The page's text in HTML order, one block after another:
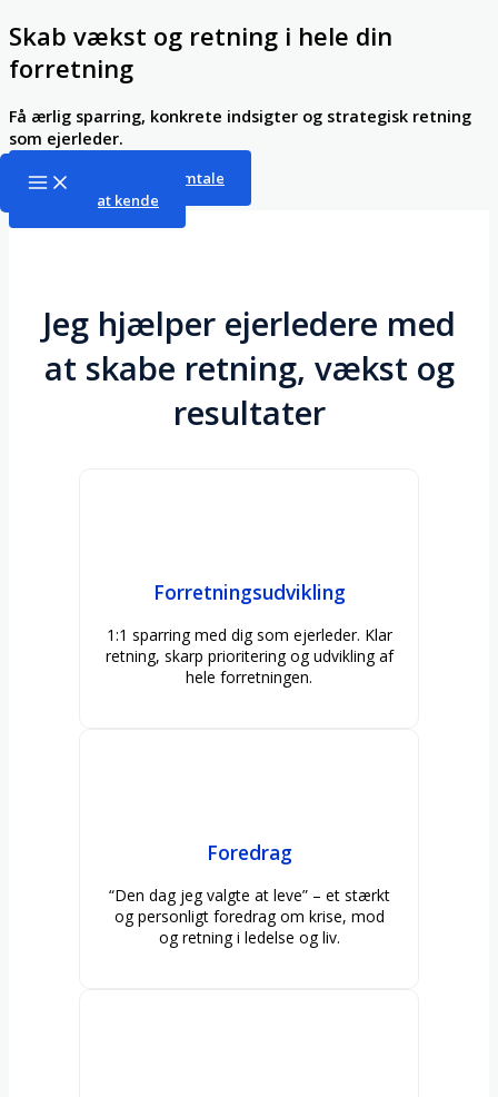
Gå
til
indholdet
Main
Menu
Skab vækst og retning i hele din
forretning
Få ærlig sparring, konkrete indsigter og strategisk retning
som ejerleder.
Book en strategisk samtale
Lær mig at kende
Jeg hjælper ejerledere med
at skabe retning, vækst og
resultater
Forretningsudvikling
1:1 sparring med dig som ejerleder. Klar
retning, skarp prioritering og udvikling af
hele forretningen.
Foredrag
“Den dag jeg valgte at leve” – et stærkt
og personligt foredrag om krise, mod
og retning i ledelse og liv.